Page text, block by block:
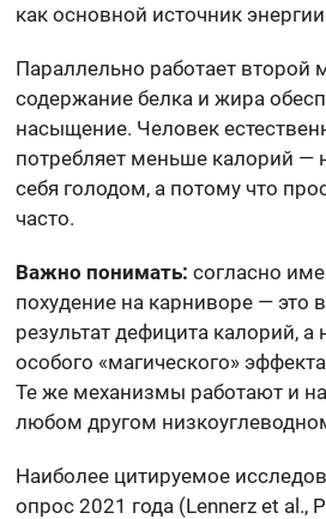
как основной источник
Параллельно работает второй
содержание белка и жира
насыщение. Человек
потребляет меньше калорий —
себя голодом, а потому что
часто.
Важно понимать: согласно
похудение на карниворе — это
результат дефицита калорий, а
особого «магического»
Те же механизмы работают и на
любом другом
Наиболее цитируемое
опрос 2021 года (Lennerz et al.,